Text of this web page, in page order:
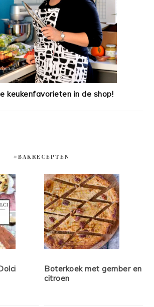
keukenfavorieten in de shop!
#BAKRECEPTEN
Boterkoek met gember en
citroen